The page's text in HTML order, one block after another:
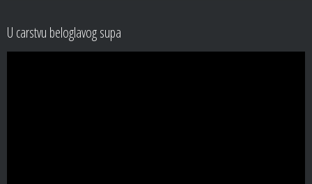
U carstvu beloglavog supa